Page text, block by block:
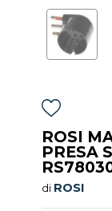
ROSI
PRESA
di ROSI